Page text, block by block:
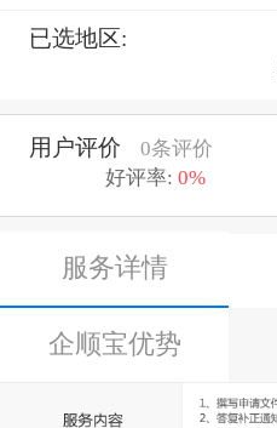
已选地区:
用户评价
0条评价
好评率: 0%
服务详情
企顺宝优势